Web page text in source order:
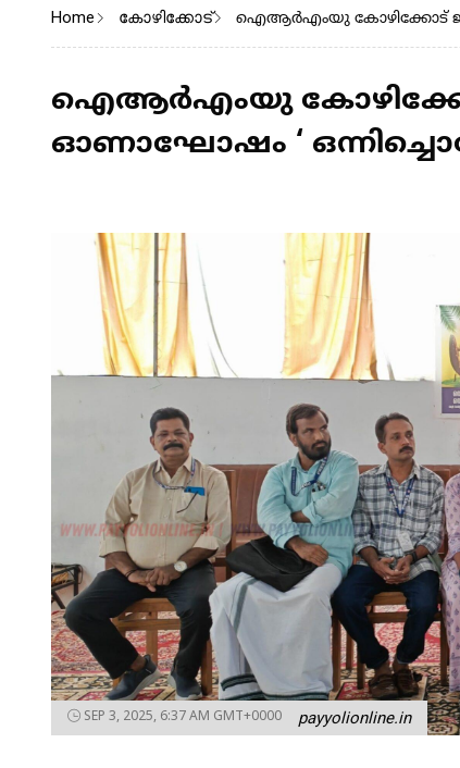
Home കോഴിക്കോട് ഐആർഎംയു കോഴിക്കോട്
ഐആർഎംയു കോഴിക്കോട്
ഓണാഘോഷം ‘
SEP 3, 2025, 6:37 AM GMT+0000 payyolionline.in